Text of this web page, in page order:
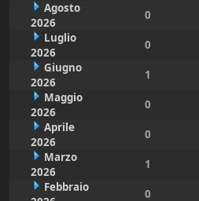
Agosto
2026
0
Luglio
2026
0
Giugno
2026
1
Maggio
2026
0
Aprile
2026
0
Marzo
2026
1
Febbraio
0